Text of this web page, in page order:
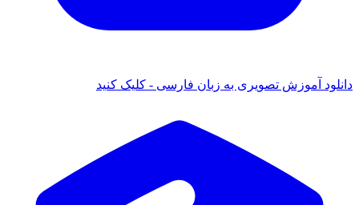
دانلود آموزش تصویری به زبان فارسی - کلیک کنید